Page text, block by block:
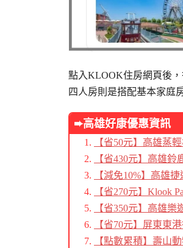
點入KLOOK住房網頁後
四人房則是搭配基本家庭
➨高雄好康優惠資訊
【省50元】高雄蒸
【省430元】高雄
【減免10%】高雄
【省270元】Klook
【省350元】高雄
【省70元】屏東東
【點數累積】壽山